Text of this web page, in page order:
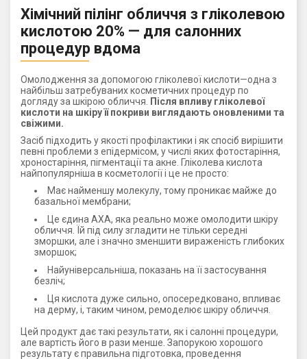
Хімічний пілінг обличчя з гліколевою
кислотою 20% — для салонних
процедур вдома
Омолодження за допомогою гліколевої кислоти—одна з
найбільш затребуваних косметичних процедур по
догляду за шкірою обличчя. Після впливу гліколевої
кислоти на шкіру її покриви виглядають оновленими та
свіжими.
Засіб підходить у якості профілактики і як спосіб вирішити
певні проблеми з епідермісом, у числі яких фотостаріння,
хроностаріння, пігментації та акне. Гліколева кислота
найпопулярніша в косметології і це не просто:
Має найменшу молекулу, тому проникає майже до
базальної мембрани;
Це єдина АХА, яка реально може омолодити шкіру
обличчя. Їй під силу згладити не тільки середні
зморшки, але і значно зменшити вираженість глибоких
зморшок;
Найуніверсальніша, показань на її застосування
безліч;
Ця кислота дуже сильно, опосередковано, впливає
на дерму, і, таким чином, ремоделює шкіру обличчя.
Цей продукт дає такі результати, як і салонні процедури,
але вартість його в рази менше. Запорукою хорошого
результату є правильна підготовка, проведення